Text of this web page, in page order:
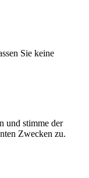
Sie keine
und stimme der
Zwecken zu.